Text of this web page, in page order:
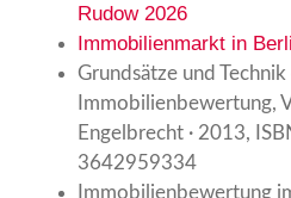
Rudow 2026
Immobilienmarkt in
Grundsätze und
Immobilienbewertung,
Engelbrecht · 2013,
3642959334
Immobilienbewertung